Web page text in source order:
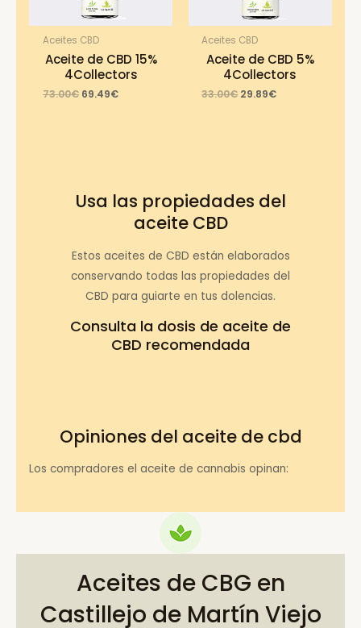
Aceites CBD
Aceite de CBD 15%
4Collectors
73.00€ Original
69.49€Current
Aceites CBD
Aceite de CBD 5%
4Collectors
33.00€ Original
29.89€Current
Usa las propiedades del
aceite CBD
Estos aceites de CBD están elaborados
conservando todas las propiedades del
CBD para guiarte en tus dolencias.
Consulta la dosis de aceite de
CBD recomendada
Opiniones del aceite de cbd
Los compradores el aceite de cannabis opinan:
Aceites de CBG en
Castillejo de Martín Viejo